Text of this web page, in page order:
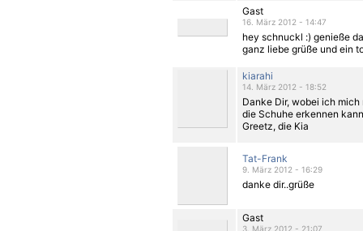
Gast
16. März 2012 - 14:47
hey schnuckl :) genieße
ganz liebe grüße und ein
kiarahi
14. März 2012 - 18:52
Danke Dir, wobei ich
die Schuhe erkennen
Greetz, die Kia
Tat-Frank
9. März 2012 - 16:29
danke dir..grüße
Gast
3. März 2012 - 21:07